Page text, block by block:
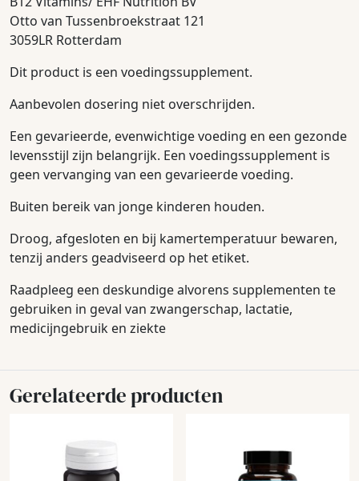
Otto van Tussenbroekstraat 121
3059LR Rotterdam
Dit product is een voedingssupplement.
Aanbevolen dosering niet overschrijden.
Een gevarieerde, evenwichtige voeding en een gezonde
levensstijl zijn belangrijk. Een voedingssupplement is
geen vervanging van een gevarieerde voeding.
Buiten bereik van jonge kinderen houden.
Droog, afgesloten en bij kamertemperatuur bewaren,
tenzij anders geadviseerd op het etiket.
Raadpleeg een deskundige alvorens supplementen te
gebruiken in geval van zwangerschap, lactatie,
medicijngebruik en ziekte
Gerelateerde producten